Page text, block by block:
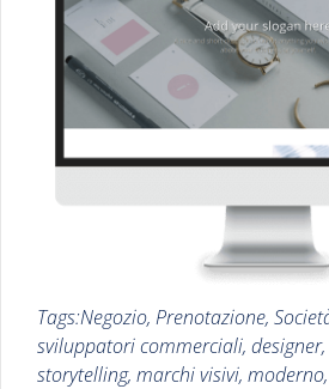
Tags:Negozio, Prenotazione,
sviluppatori commerciali,
storytelling, marchi visivi,